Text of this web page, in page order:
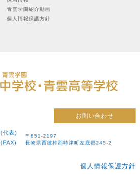
青雲学園紹介動画
個人情報保護方針
お問い合わせ
(代表)
(FAX)
〒851-2197
長崎県西彼杵郡時津町左底郷245-2
個人情報保護方針